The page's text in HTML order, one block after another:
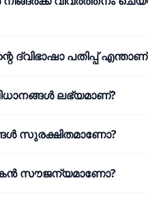
ദ്വിഭാഷാ പതിപ്പ്
ലഭ്യമാണ്?
സുരക്ഷിതമാണോ?
സൗജന്യമാണോ?